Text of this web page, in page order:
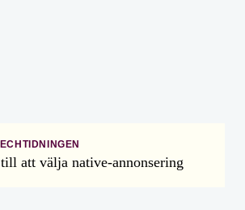
att välja native-annonsering